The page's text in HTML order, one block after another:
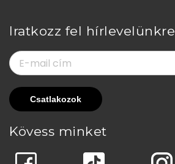
Iratkozz fel hírlevelünkre
Kövess minket